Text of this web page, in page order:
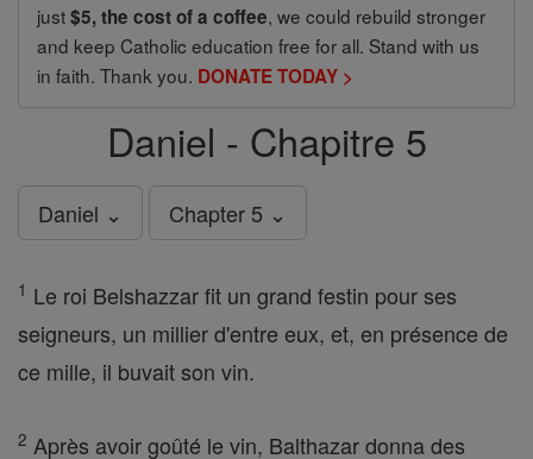
just$5, the cost of a coffee, we could rebuild stronger
and keep Catholic education free for all. Stand with us
in faith. Thank you. DONATE TODAY >
Daniel - Chapitre 5
Daniel ⌄ Chapter 5 ⌄
1 Le roi Belshazzar fit un grand festin pour ses
seigneurs, un millier d'entre eux, et, en présence de
ce mille, il buvait son vin.
2 Après avoir goûté le vin, Balthazar donna des